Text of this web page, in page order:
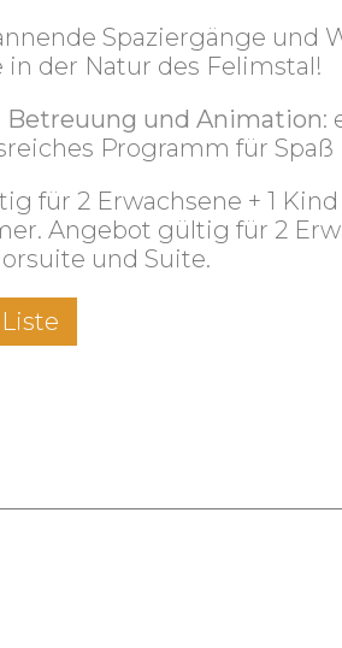
Spaziergänge und
in der Natur des Felimstal!
und Animation:
Programm für Spaß
für 2 Erwachsene + 1
Angebot gültig für 2
und Suite.